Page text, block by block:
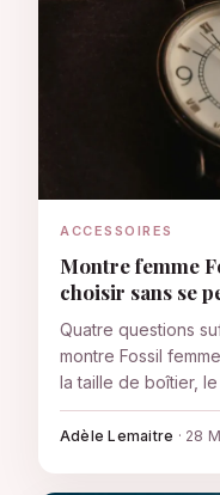
ACCESSOIRES
Montre femme
choisir sans se
Quatre questions
montre Fossil
la taille de boîtier,
entre montre
reste vient après.
Adèle Lemaitre · 28